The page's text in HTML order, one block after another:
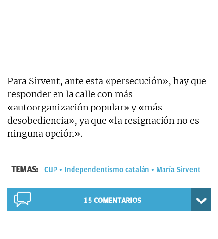
Para Sirvent, ante esta «persecución», hay que
responder en la calle con más
«autoorganización popular» y «más
desobediencia», ya que «la resignación no es
ninguna opción».
TEMAS: CUP Independentismo catalán María Sirvent
15 COMENTARIOS